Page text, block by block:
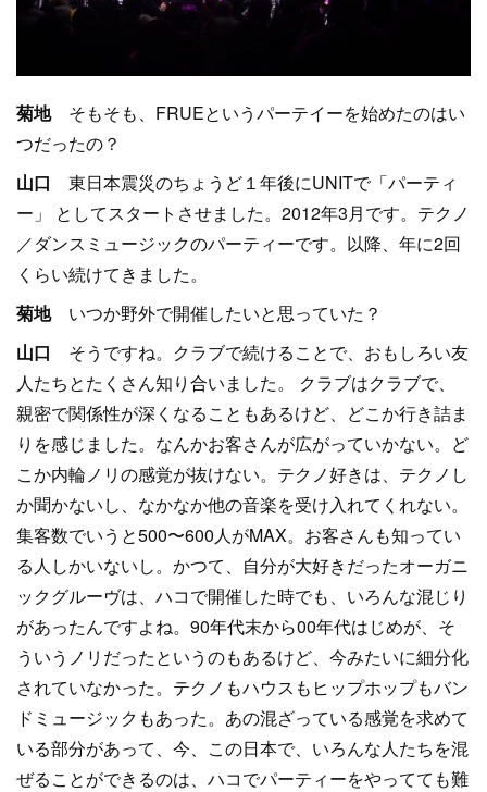
菊地そもそも、FRUEというパーテイーを始めたのはい
つだったの？
山口 東日本震災のちょうど１年後にUNITで「パーティ
ー」 としてスタートさせました。2012年3月です。テクノ
／ダンスミュージックのパーティーです。以降、年に2回
くらい続けてきました。
菊地いつか野外で開催したいと思っていた？
山口 そうですね。クラブで続けることで、おもしろい友
人たちとたくさん知り合いました。 クラブはクラブで、
親密で関係性が深くなることもあるけど、どこか行き詰ま
りを感じました。なんかお客さんが広がっていかない。ど
こか内輪ノリの感覚が抜けない。テクノ好きは、テクノし
か聞かないし、なかなか他の音楽を受け入れてくれない。
集客数でいうと500〜600人がMAX。お客さんも知ってい
る人しかいないし。かつて、自分が大好きだったオーガニ
ックグルーヴは、ハコで開催した時でも、いろんな混じり
があったんですよね。90年代末から00年代はじめが、そ
ういうノリだったというのもあるけど、今みたいに細分化
されていなかった。テクノもハウスもヒップホップもバン
ドミュージックもあった。あの混ざっている感覚を求めて
いる部分があって、今、この日本で、いろんな人たちを混
ぜることができるのは、ハコでパーティーをやってても難